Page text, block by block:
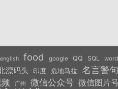
english food google QQ SQL
漂码头 印度 危地马拉 名言警句
广州 微信公众号 微信图片